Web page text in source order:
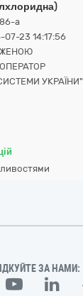
a
23 14:17:56
УКРАЇНИ"
ЗА НАМИ: